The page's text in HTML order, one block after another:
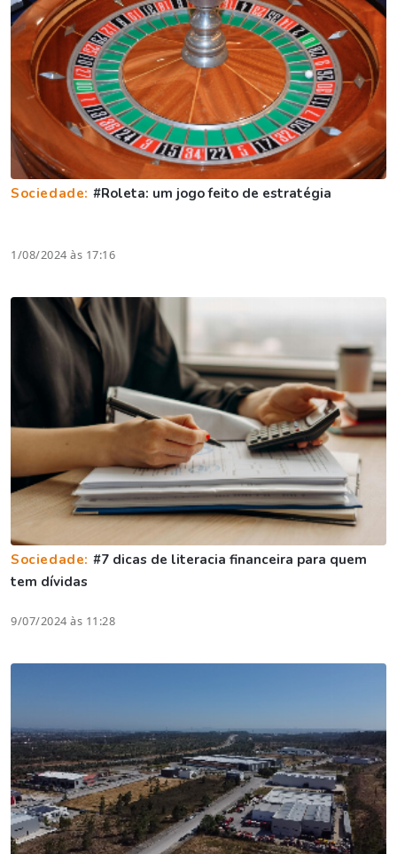
Sociedade: #Roleta: um jogo feito de estratégia
1/08/2024 às 17:16
Sociedade: #7 dicas de literacia financeira para quem
tem dívidas
9/07/2024 às 11:28